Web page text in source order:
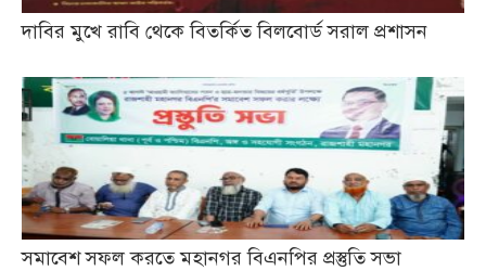
দাবির মুখে রাবি থেকে বিতর্কিত বিলবোর্ড সরাল প্রশাসন
সমাবেশ সফল করতে মহানগর বিএনপির প্রস্তুতি সভা